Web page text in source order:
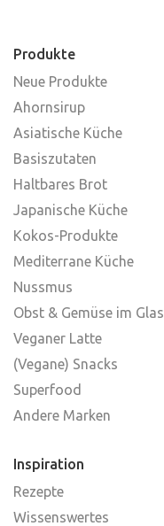
Produkte
Neue Produkte
Ahornsirup
Asiatische Küche
Basiszutaten
Haltbares Brot
Japanische Küche
Kokos-Produkte
Mediterrane Küche
Nussmus
Obst & Gemüse im Glas
Veganer Latte
(Vegane) Snacks
Superfood
Andere Marken
Inspiration
Rezepte
Wissenswertes